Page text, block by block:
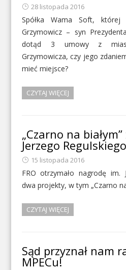
28 listopada 2016
Spółka Wama Soft, której
Grzymowicz – syn
dotąd 3 umowy z
Grzymowicza, czy jego
mieć miejsce?
CZYTAJ WIĘCEJ
„Czarno na
Jerzego
15 listopada 2016
FRO otrzymało nagrodę im.
dwa projekty, w tym „Czarno
CZYTAJ WIĘCEJ
Sąd przyznał nam
MPECu!